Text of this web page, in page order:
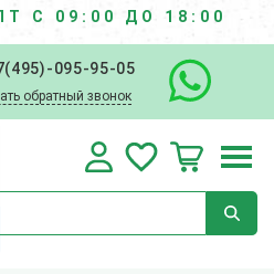
С 09:00 ДО 18:00
095-95-05
обратный звонок